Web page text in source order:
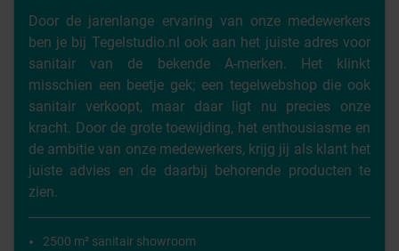
Door de jarenlange ervaring van onze medewerkers
ben je bij Tegelstudio.nl ook aan het juiste adres voor
sanitair van de bekende A-merken. Het klinkt
misschien een beetje gek; een tegelwebshop die ook
sanitair verkoopt, maar daar ligt nu precies onze
kracht. Door de grote toewijding, het enthousiasme en
de ambitie van onze medewerkers, krijg jij als klant het
juiste advies en de daarbij behorende producten te
zien.
2500 m² sanitair showroom